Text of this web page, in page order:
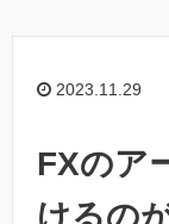
2023.11.29
FXのア
けるの